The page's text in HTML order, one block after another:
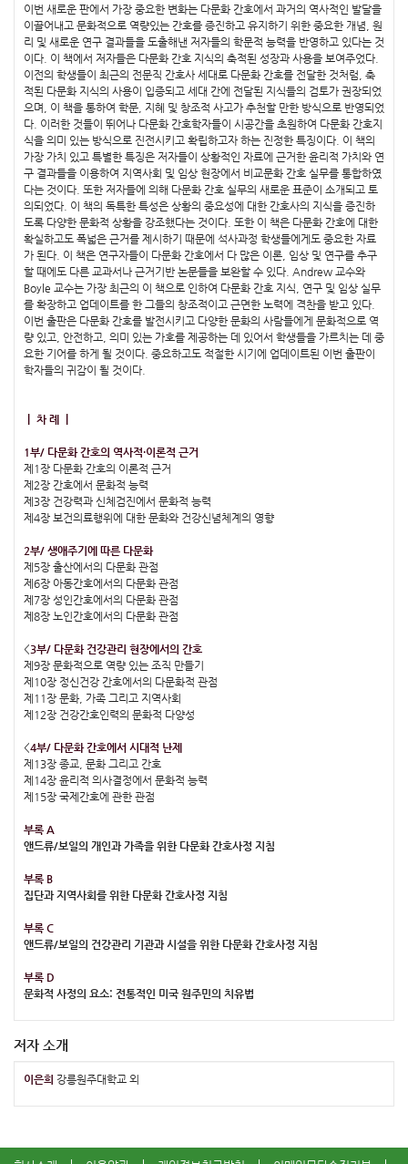
이번 새로운 판에서 가장 중요한 변화는 다문화 간호에서 과거의 역사적인 발달을
이끌어내고 문화적으로 역량있는 간호를 증진하고 유지하기 위한 중요한 개념, 원
리 및 새로운 연구 결과들을 도출해낸 저자들의 학문적 능력을 반영하고 있다는 것
이다. 이 책에서 저자들은 다문화 간호 지식의 축적된 성장과 사용을 보여주었다.
이전의 학생들이 최근의 전문직 간호사 세대로 다문화 간호를 전달한 것처럼, 축
적된 다문화 지식의 사용이 입증되고 세대 간에 전달된 지식들의 검토가 권장되었
으며, 이 책을 통하여 학문, 지혜 및 창조적 사고가 추천할 만한 방식으로 반영되었
다. 이러한 것들이 뛰어나 다문화 간호학자들이 시공간을 초원하여 다문화 간호지
식을 의미 있는 방식으로 진전시키고 확립하고자 하는 진정한 특징이다. 이 책의
가장 가치 있고 특별한 특징은 저자들이 상황적인 자료에 근거한 윤리적 가치와 연
구 결과들을 이용하여 지역사회 및 임상 현장에서 비교문화 간호 실무를 통합하였
다는 것이다. 또한 저자들에 의해 다문화 간호 실무의 새로운 표준이 소개되고 토
의되었다. 이 책의 독특한 특성은 상황의 중요성에 대한 간호사의 지식을 증진하
도록 다양한 문화적 상황을 강조했다는 것이다. 또한 이 책은 다문화 간호에 대한
확실하고도 폭넓은 근거를 제시하기 때문에 석사과정 학생들에게도 중요한 자료
가 된다. 이 책은 연구자들이 다문화 간호에서 다 많은 이론, 임상 및 연구를 추구
할 때에도 다른 교과서나 근거기반 논문들을 보완할 수 있다. Andrew 교수와
Boyle 교수는 가장 최근의 이 책으로 인하여 다문화 간호 지식, 연구 및 임상 실무
를 확장하고 업데이트를 한 그들의 창조적이고 근면한 노력에 격찬을 받고 있다.
이번 출판은 다문화 간호를 발전시키고 다양한 문화의 사람들에게 문화적으로 역
량 있고, 안전하고, 의미 있는 가호를 제공하는 데 있어서 학생들을 가르치는 데 중
요한 기어를 하게 될 것이다. 중요하고도 적절한 시기에 업데이트된 이번 출판이
학자들의 귀감이 될 것이다.
ㅣ 차 례 ㅣ
1부/ 다문화 간호의 역사적·이론적 근거
제1장 다문화 간호의 이론적 근거
제2장 간호에서 문화적 능력
제3장 건강력과 신체검진에서 문화적 능력
제4장 보건의료행위에 대한 문화와 건강신념체계의 영향
2부/ 생애주기에 따른 다문화
제5장 출산에서의 다문화 관점
제6장 아동간호에서의 다문화 관점
제7장 성인간호에서의 다문화 관점
제8장 노인간호에서의 다문화 관점
<3부/ 다문화 건강관리 현장에서의 간호
제9장 문화적으로 역량 있는 조직 만들기
제10장 정신건강 간호에서의 다문화적 관점
제11장 문화, 가족 그리고 지역사회
제12장 건강간호인력의 문화적 다양성
<4부/ 다문화 간호에서 시대적 난제
제13장 종교, 문화 그리고 간호
제14장 윤리적 의사결정에서 문화적 능력
제15장 국제간호에 관한 관점
부록 A
앤드류/보일의 개인과 가족을 위한 다문화 간호사정 지침
부록 B
집단과 지역사회를 위한 다문화 간호사정 지침
부록 C
앤드류/보일의 건강관리 기관과 시설을 위한 다문화 간호사정 지침
부록 D
문화적 사정의 요소: 전통적인 미국 원주민의 치유법
저자 소개
이은희 강릉원주대학교 외